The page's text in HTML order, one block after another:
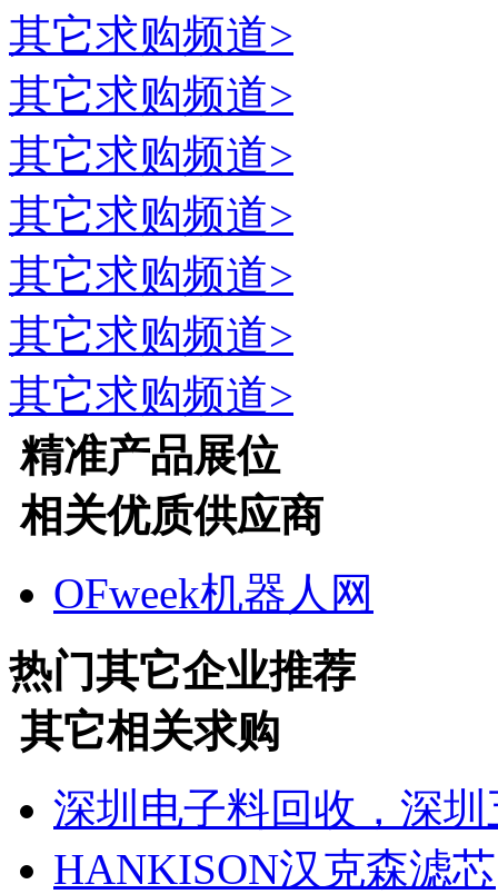
其它求购频道>
其它求购频道>
其它求购频道>
其它求购频道>
其它求购频道>
其它求购频道>
其它求购频道>
精准产品展位
相关优质供应商
OFweek机器人网
热门其它企业推荐
其它相关求购
深圳电子料回收，深
HANKISON汉克森滤芯